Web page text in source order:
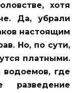
хотя
Да, убрали
настоящим
Но, по сути,
платными.
водоемов, где
разведение